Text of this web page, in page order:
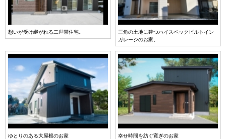
想いが受け継がれる二世帯住宅。
三角の土地に建つハイスペックビルトイン
ガレージのお家。
ゆとりのある大屋根のお家 幸せ時間を紡ぐ寛ぎのお家